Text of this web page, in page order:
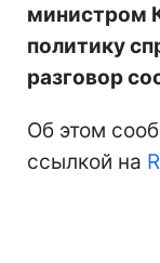
министром
политику
разговор
Об этом
ссылкой на